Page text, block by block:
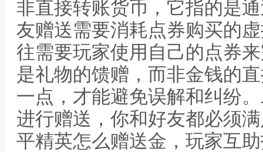
非直接转账货币，它指的是
友赠送需要消耗点券购买的
往需要玩家使用自己的点券
是礼物的馈赠，而非金钱的
一点，才能避免误解和纠纷
进行赠送，你和好友都必须
平精英怎么赠送金，玩家互